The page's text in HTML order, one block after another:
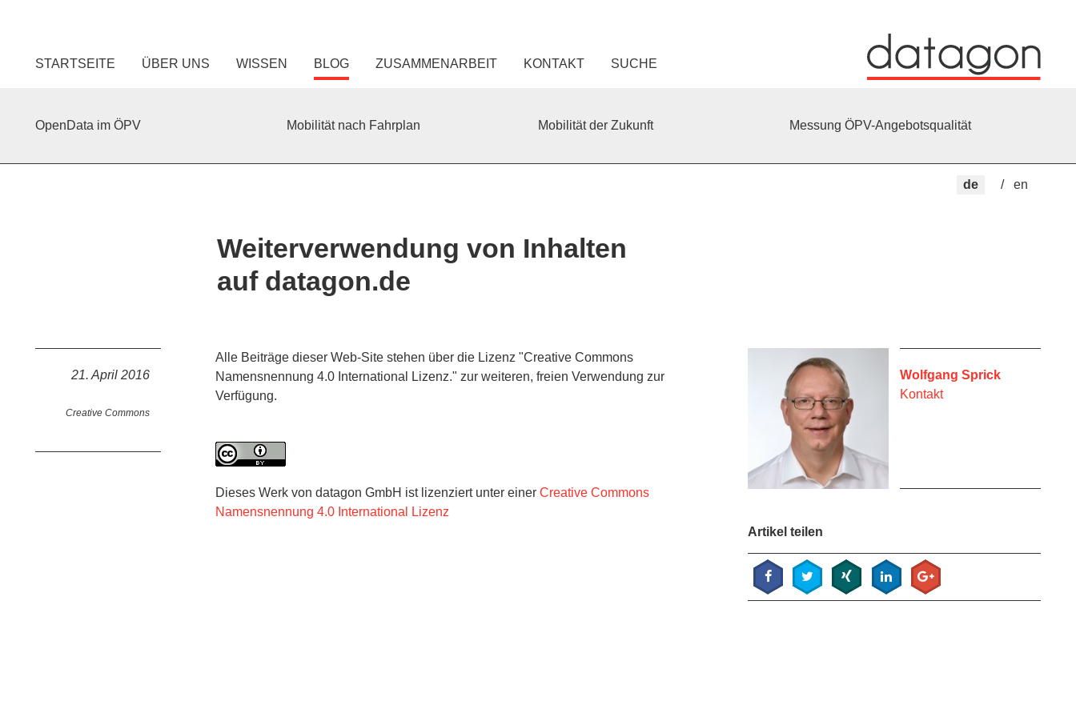
STARTSEITE ÜBER UNS WISSEN BLOG ZUSAMMENARBEIT KONTAKT SUCHE
OpenData im ÖPV Mobilität nach Fahrplan Mobilität der Zukunft Messung ÖPV-Angebotsqualität
de en
Weiterverwendung von Inhalten
auf datagon.de
21. April 2016
Creative Commons
Alle Beiträge dieser Web-Site stehen über die Lizenz "Creative Commons
Namensnennung 4.0 International Lizenz." zur weiteren, freien Verwendung zur
Verfügung.
Dieses Werk vondatagon GmbH ist lizenziert unter einerCreative Commons
Namensnennung 4.0 International Lizenz
Wolfgang Sprick
Kontakt
Artikel teilen